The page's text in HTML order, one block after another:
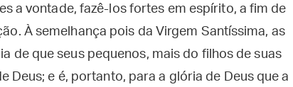
a vontade, fazê-los fortes em espírito, a fim de
À semelhança pois da Virgem Santíssima, as
de que seus pequenos, mais do filhos de suas
Deus; e é, portanto, para a glória de Deus que a